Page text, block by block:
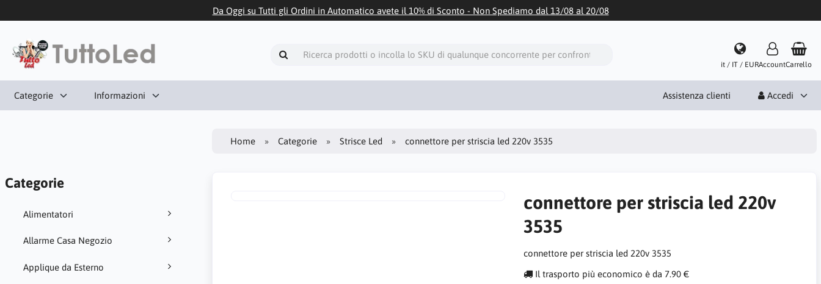
Da Oggi su Tutti gli Ordini in Automatico avete il 10% di Sconto - Non Spediamo dal 13/08 al 20/08
it / IT / EURAccountCarrello
Categorie Informazioni Assistenza clienti Accedi
Categorie
Alimentatori
Allarme Casa Negozio
Applique da Esterno
Home Categorie Strisce Led connettore per striscia led 220v 3535
connettore per striscia led 220v
3535
connettore per striscia led 220v 3535
Il trasporto più economico è da 7.90 €